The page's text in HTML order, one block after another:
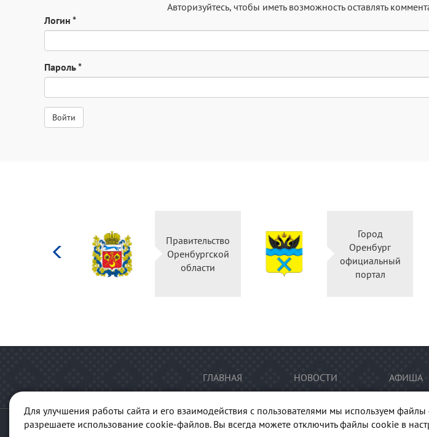
Авторизуйтесь, чтобы иметь возможность оставлять
Логин *
Пароль*
Правительство
Оренбургской
области
Город
Оренбург
официальный
портал
Для улучшения работы сайта и его взаимодействия с пользователями мы используем
разрешаете использование cookie-файлов. Вы всегда можете отключить файлы cookie в
ГЛАВНАЯ НОВОСТИ АФИША